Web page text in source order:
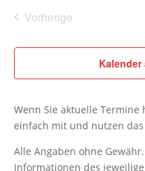
Vorherige
Wenn Sie aktuelle Termine
einfach mit und nutzen das
Alle Angaben ohne
Informationen des